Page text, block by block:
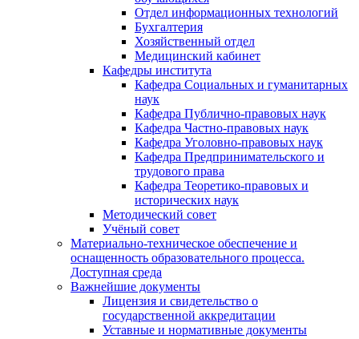
Отдел информационных технологий
Бухгалтерия
Хозяйственный отдел
Медицинский кабинет
Кафедры института
Кафедра Социальных и гуманитарных
наук
Кафедра Публично-правовых наук
Кафедра Частно-правовых наук
Кафедра Уголовно-правовых наук
Кафедра Предпринимательского и
трудового права
Кафедра Теоретико-правовых и
исторических наук
Методический совет
Учёный совет
Материально-техническое обеспечение и
оснащенность образовательного процесса.
Доступная среда
Важнейшие документы
Лицензия и свидетельство о
государственной аккредитации
Уставные и нормативные документы